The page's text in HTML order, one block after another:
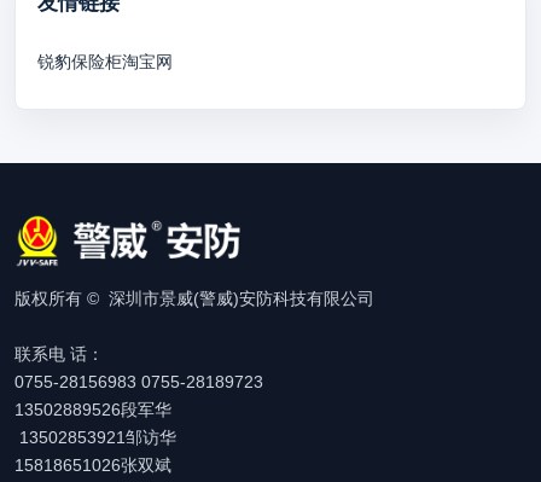
锐豹保险柜淘宝网
版权所有 © 深圳市景威(警威)安防科技有限公司
联系电 话：
0755-28156983 0755-28189723
13502889526段军华
13502853921邹访华
15818651026张双斌